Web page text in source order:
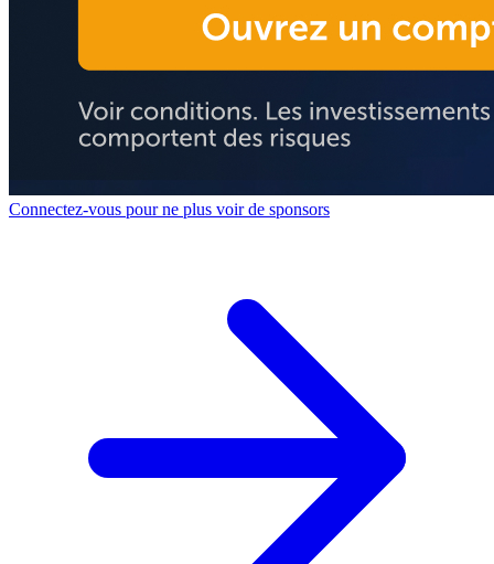
Connectez-vous pour ne plus voir de sponsors